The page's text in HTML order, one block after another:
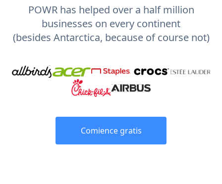
POWR has helped over a half million
businesses on every continent
(besides Antarctica, because of course not)
Comience gratis